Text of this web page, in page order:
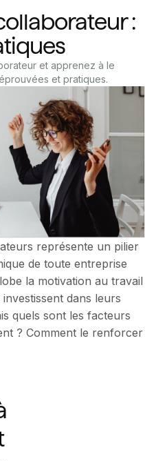
:
et apprenez à le
et pratiques.
représente un pilier
de toute entreprise
la motivation au travail
dans leurs
quels sont les facteurs
? Comment le renforcer